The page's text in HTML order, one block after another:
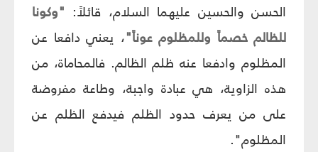
الحسن والحسين عليهما السلام، قائلاً: "وكونا
للظالم خصماً وللمظلوم عوناً"، يعني دافعا عن
المظلوم وادفعا عنه ظلم الظالم. فالمحاماة، من
هذه الزاوية، هي عبادة واجبة، وطاعة مفروضة
على من يعرف حدود الظلم فيدفع الظلم عن
المظلوم".